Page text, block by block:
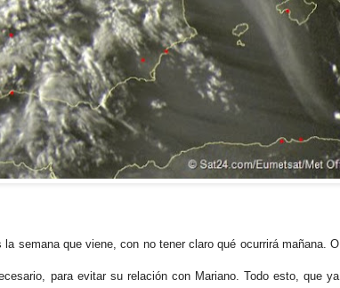
semana que viene, con no tener claro qué ocurrirá mañana. O
para evitar su relación con Mariano. Todo esto, que ya